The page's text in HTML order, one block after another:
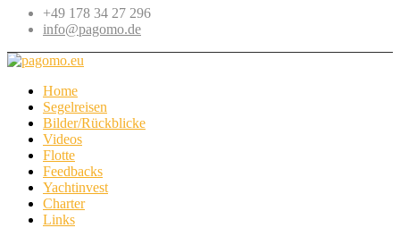
+49 178 34 27 296
info@pagomo.de
Home
Segelreisen
Bilder/Rückblicke
Videos
Flotte
Feedbacks
Yachtinvest
Charter
Links